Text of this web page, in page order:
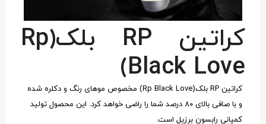
کراتین RP بلک(Rp
Black Love)
کراتین RP بلک(Rp Black Love) مخصوص موهای رنگ و دکلره شده
و با صافی بالای ۸۰ درصد شما را راضی خواهد کرد. این محصول تولید
کمپانی رابسون برزیل است.